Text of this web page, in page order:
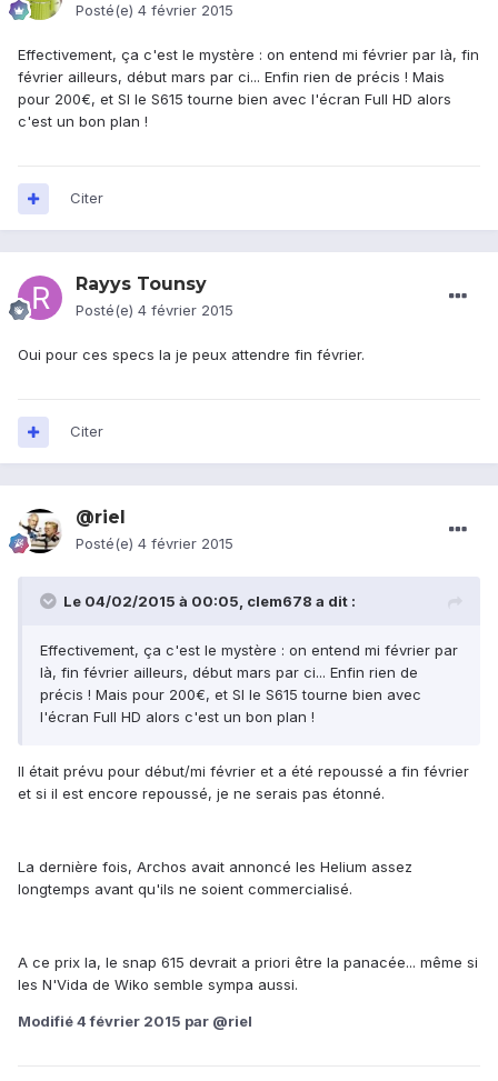
Posté(e) 4 février 2015
Effectivement, ça c'est le mystère : on entend mi février par là, fin
février ailleurs, début mars par ci... Enfin rien de précis ! Mais
pour 200€, et SI le S615 tourne bien avec l'écran Full HD alors
c'est un bon plan !
Citer
Rayys Tounsy
Posté(e) 4 février 2015
Oui pour ces specs la je peux attendre fin février.
Citer
@riel
Posté(e) 4 février 2015
Le 04/02/2015 à 00:05, clem678 a dit :
Effectivement, ça c'est le mystère : on entend mi février par
là, fin février ailleurs, début mars par ci... Enfin rien de
précis ! Mais pour 200€, et SI le S615 tourne bien avec
l'écran Full HD alors c'est un bon plan !
Il était prévu pour début/mi février et a été repoussé a fin février
et si il est encore repoussé, je ne serais pas étonné.
La dernière fois, Archos avait annoncé les Helium assez
longtemps avant qu'ils ne soient commercialisé.
A ce prix la, le snap 615 devrait a priori être la panacée... même si
les N'Vida de Wiko semble sympa aussi.
Modifié4 février 2015 par @riel